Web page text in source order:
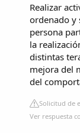
Realizar
ordenado y
persona
la
distintas
mejora del
del
Solicitud de
Ver respuesta